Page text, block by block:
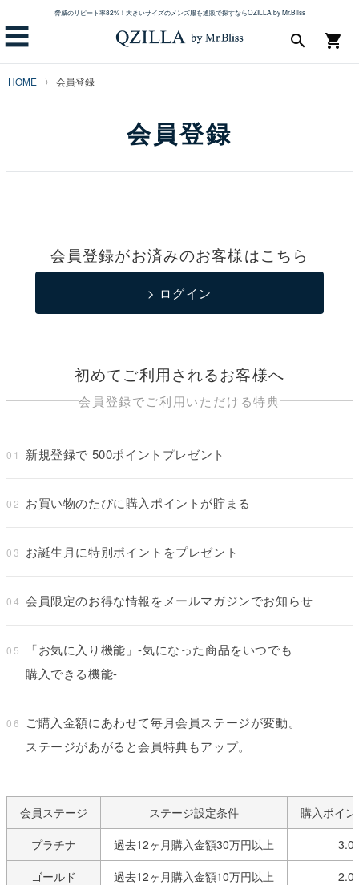
脅威のリピート率82%！大きいサイズのメンズ服を通販で探すならQZILLA by Mr.Bliss
☰ shopping_cart
search
HOME 会員登録
会員登録
会員登録がお済みのお客様はこちら
> ログイン
初めてご利用されるお客様へ
会員登録でご利用いただける特典
01 新規登録で 500ポイント プレゼント
02 お買い物のたびに購入ポイントが貯まる
03 お誕生月に特別ポイントをプレゼント
04 会員限定のお得な情報をメールマガジンでお知らせ
05
「お気に入り機能」-気になった商品をいつでも
購入できる機能-
06
ご購入金額にあわせて毎月会員ステージが変動。
ステージがあがると会員特典もアップ。
会員ステージ ステージ設定条件
購入ポイ
プラチナ
過去12ヶ月購入金額30万円以上
ゴールド
過去12ヶ月購入金額10万円以上